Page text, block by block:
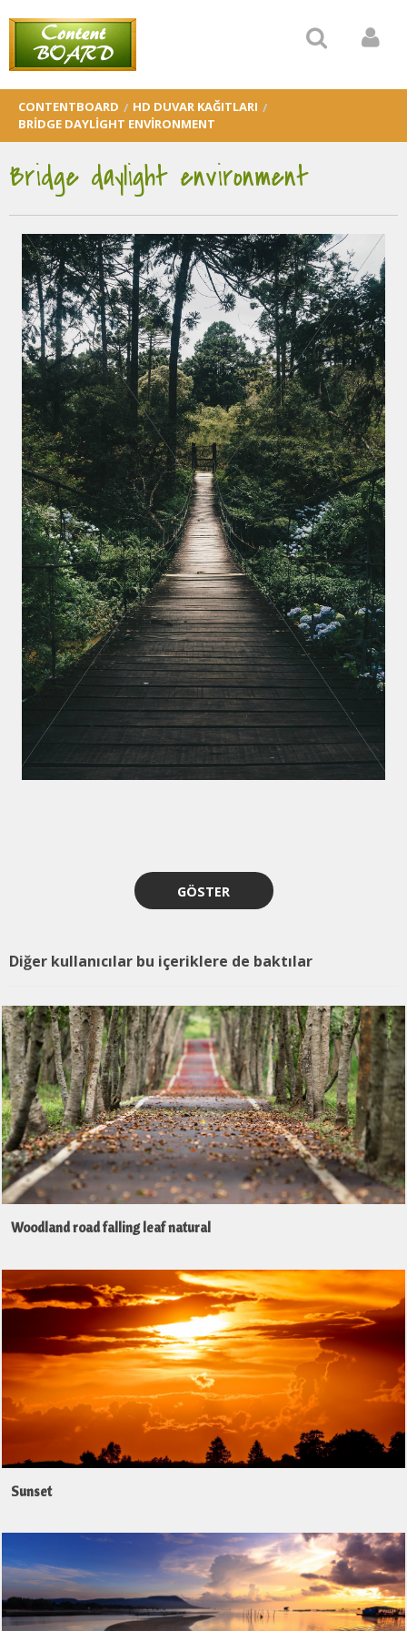
CONTENTBOARD
HD DUVAR KAĞITLARI
BRIDGE DAYLIGHT ENVIRONMENT
Bridge daylight environment
GÖSTER
Diğer kullanıcılar bu içeriklere de baktılar
Woodland road falling leaf natural
Sunset